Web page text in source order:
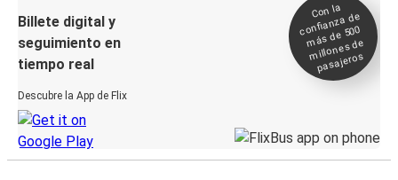
Billete digital y
seguimiento en
tiempo real
Descubre la App de Flix
Con la
confianza de
más de 500
millones de
pasajeros